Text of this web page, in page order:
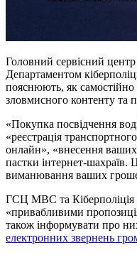
Головний сервісний
Департаментом
пояснюють, як самостійно
зловмисного контенту та
«Покупка посвідчення
«реєстрація
онлайн», «внесення
пастки інтернет-шахраїв.
виманювання ваших
ГСЦ МВС та Кіберполіція
«привабливими
також інформувати про
електронних звернень